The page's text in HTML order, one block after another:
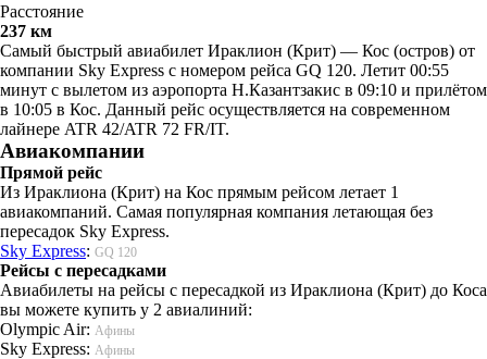
Расстояние
237 км
Самый быстрый авиабилет Ираклион (Крит) — Кос (остров) от
компании Sky Express с номером рейса GQ 120. Летит 00:55
минут с вылетом из аэропорта Н.Казантзакис в 09:10 и прилётом
в 10:05 в Кос. Данный рейс осуществляется на современном
лайнере ATR 42/ATR 72 FR/IT.
Авиакомпании
Прямой рейс
Из Ираклиона (Крит) на Кос прямым рейсом летает 1
авиакомпаний. Самая популярная компания летающая без
пересадок Sky Express.
Sky Express: GQ 120
Рейсы с пересадками
Авиабилеты на рейсы с пересадкой из Ираклиона (Крит) до Коса
вы можете купить у 2 авиалиний:
Olympic Air: Афины
Sky Express: Афины